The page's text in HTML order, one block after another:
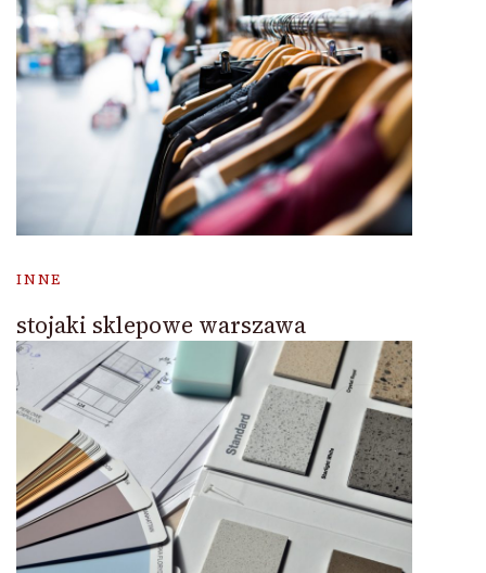
INNE
stojaki sklepowe warszawa